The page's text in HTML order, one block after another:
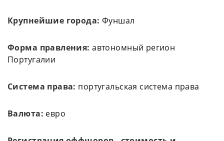
Крупнейшие города: Фуншал
Форма правления: автономный регион
Португалии
Система права: португальская система права
Валюта: евро